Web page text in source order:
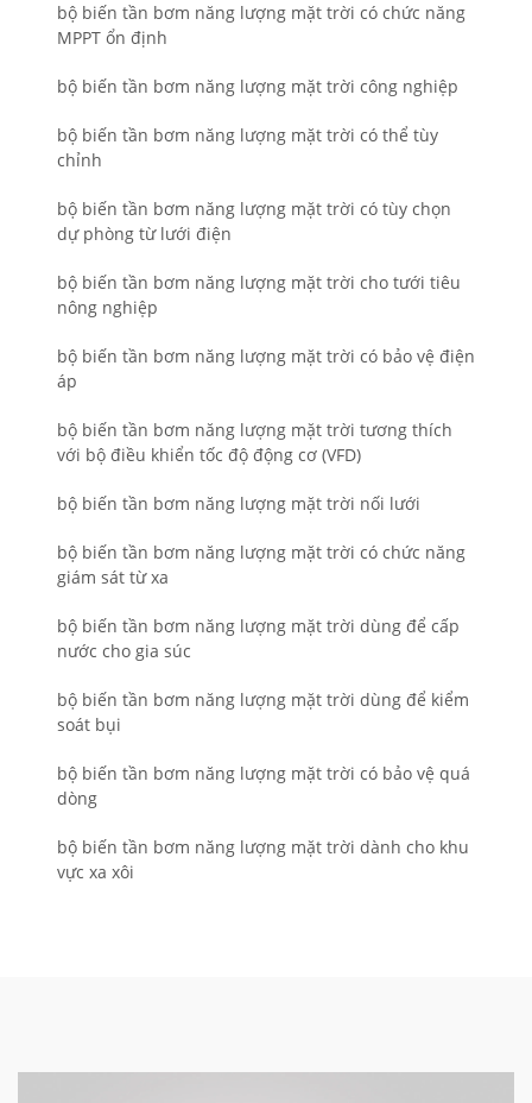
bộ biến tần bơm năng lượng mặt trời có chức năng
MPPT ổn định
bộ biến tần bơm năng lượng mặt trời công nghiệp
bộ biến tần bơm năng lượng mặt trời có thể tùy
chỉnh
bộ biến tần bơm năng lượng mặt trời có tùy chọn
dự phòng từ lưới điện
bộ biến tần bơm năng lượng mặt trời cho tưới tiêu
nông nghiệp
bộ biến tần bơm năng lượng mặt trời có bảo vệ điện
áp
bộ biến tần bơm năng lượng mặt trời tương thích
với bộ điều khiển tốc độ động cơ (VFD)
bộ biến tần bơm năng lượng mặt trời nối lưới
bộ biến tần bơm năng lượng mặt trời có chức năng
giám sát từ xa
bộ biến tần bơm năng lượng mặt trời dùng để cấp
nước cho gia súc
bộ biến tần bơm năng lượng mặt trời dùng để kiểm
soát bụi
bộ biến tần bơm năng lượng mặt trời có bảo vệ quá
dòng
bộ biến tần bơm năng lượng mặt trời dành cho khu
vực xa xôi